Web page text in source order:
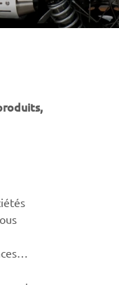
notre politique de
traitons vos données